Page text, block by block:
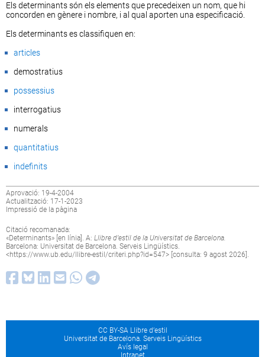
Els determinants són els elements que precedeixen un nom, que hi
concorden en gènere i nombre, i al qual aporten una especificació.
Els determinants es classifiquen en:
articles
demostratius
possessius
interrogatius
numerals
quantitatius
indefinits
Aprovació: 19-4-2004
Actualització: 17-1-2023
Impressió de la pàgina
Citació recomanada:
«Determinants» [en línia]. A: Llibre d’estil de la Universitat de Barcelona.
Barcelona: Universitat de Barcelona. Serveis Lingüístics.
<https://www.ub.edu/llibre-estil/criteri.php?id=547> [consulta: 9 agost 2026].
CC BY-SA Llibre d’estil
Universitat de Barcelona. Serveis Lingüístics
Avís legal
Intranet